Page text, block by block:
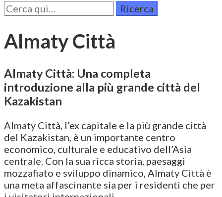
Cerca
per:
Almaty Città
Almaty Città: Una completa
introduzione alla più grande città del
Kazakistan
Almaty Città, l’ex capitale e la più grande città
del Kazakistan, è un importante centro
economico, culturale e educativo dell’Asia
centrale. Con la sua ricca storia, paesaggi
mozzafiato e sviluppo dinamico, Almaty Città è
una meta affascinante sia per i residenti che per